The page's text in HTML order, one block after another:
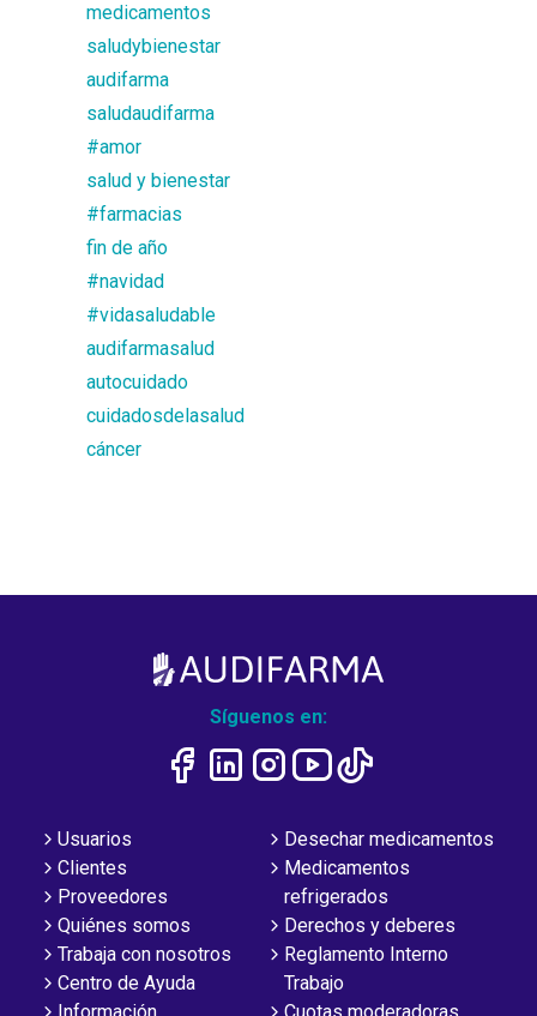
medicamentos
saludybienestar
audifarma
saludaudifarma
#amor
salud y bienestar
#farmacias
fin de año
#navidad
#vidasaludable
audifarmasalud
autocuidado
cuidadosdelasalud
cáncer
Síguenos en:
Usuarios
Clientes
Proveedores
Quiénes somos
Trabaja con nosotros
Centro de Ayuda
Desechar medicamentos
Medicamentos
refrigerados
Derechos y deberes
Reglamento Interno
Trabajo